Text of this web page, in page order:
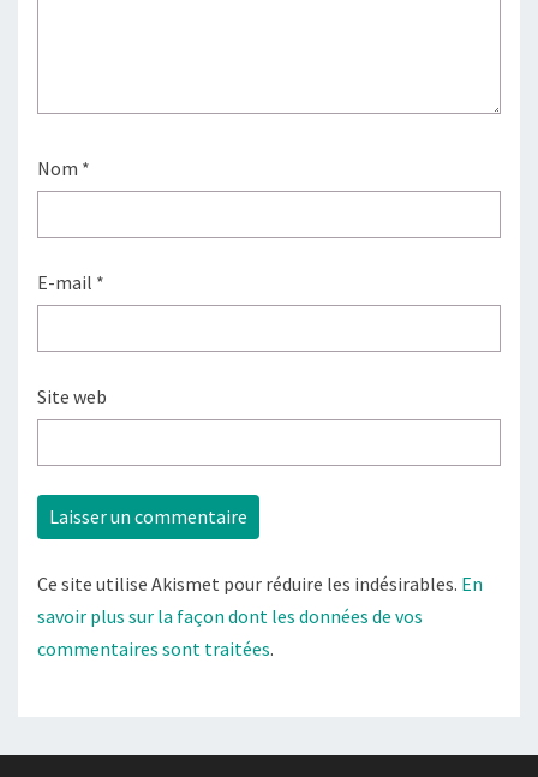
Nom *
E-mail *
Site web
Ce site utilise Akismet pour réduire les indésirables. En
savoir plus sur la façon dont les données de vos
commentaires sont traitées.